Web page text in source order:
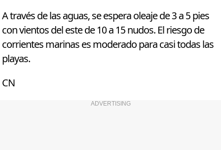
A través de las aguas, se espera oleaje de 3 a 5 pies
con vientos del este de 10 a 15 nudos. El riesgo de
corrientes marinas es moderado para casi todas las
playas.
CN
ADVERTISING